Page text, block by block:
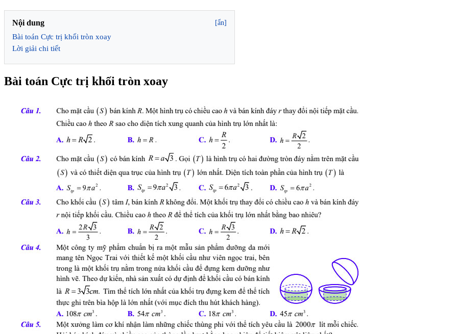
Nội dung [ẩn]
Bài toán Cực trị khối tròn xoay
Lời giải chi tiết
Bài toán Cực trị khối tròn xoay